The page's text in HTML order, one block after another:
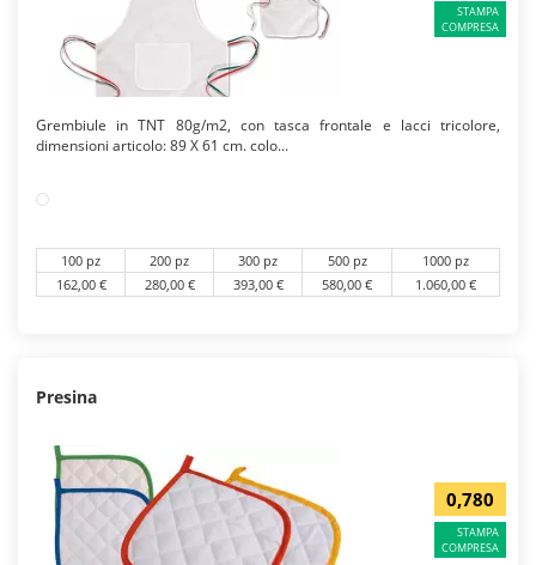
STAMPA
COMPRESA
Grembiule in TNT 80g/m2, con tasca frontale e lacci tricolore,
dimensioni articolo: 89 X 61 cm. colo...
100 pz 200 pz 300 pz 500 pz
1000 pz
162,00 €
280,00 € 393,00 € 580,00 € 1.060,00 €
Presina
0,780
STAMPA
COMPRESA